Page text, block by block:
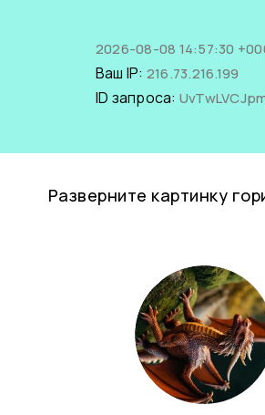
2026-08-08 14:57:30
Ваш IP: 216.73.216.199
ID запроса:
Разверните картинку